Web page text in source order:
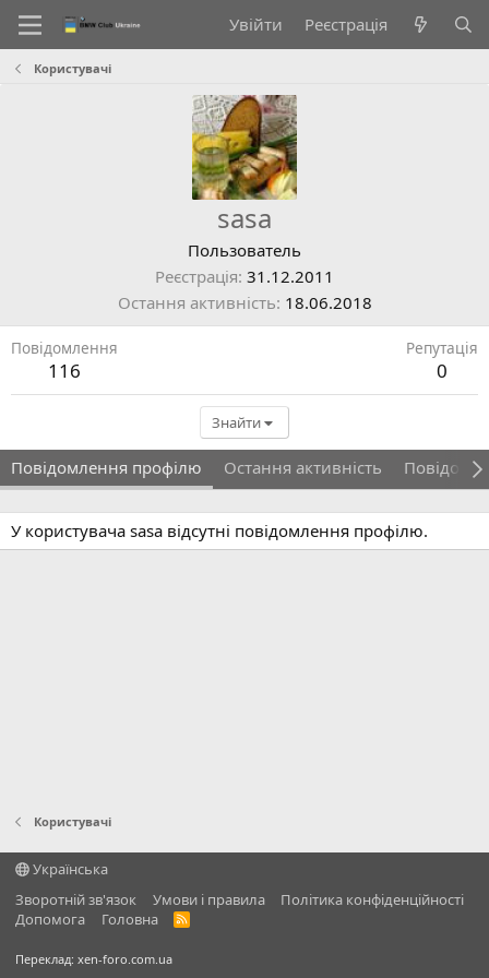
Увійти Реєстрація
Користувачі
sasa
Пользователь
Реєстрація 31.12.2011
Остання активність 18.06.2018
Повідомлення
116
Репутація
0
Знайти
Повідомлення профілю Остання активність
У користувача sasa відсутні повідомлення профілю.
Користувачі
Українська
Зворотній зв'язок
Умови і правила
Політика конфіденційності
Дoпoмoга
Головна
R
Переклад: xen-foro.com.ua